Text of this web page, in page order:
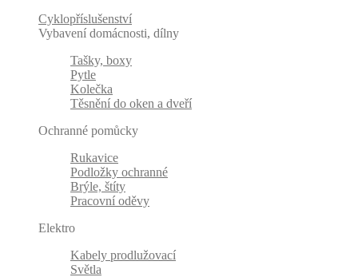
Cyklopříslušenství
Vybavení domácnosti, dílny
Tašky, boxy
Pytle
Kolečka
Těsnění do oken a dveří
Ochranné pomůcky
Rukavice
Podložky ochranné
Brýle, štíty
Pracovní oděvy
Elektro
Kabely prodlužovací
Světla